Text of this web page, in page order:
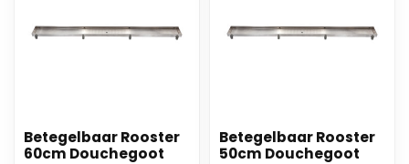
Betegelbaar Rooster
60cm Douchegoot
Betegelbaar Rooster
50cm Douchegoot